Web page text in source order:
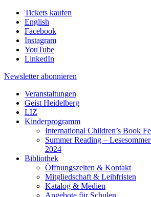
Tickets kaufen
English
Facebook
Instagram
YouTube
LinkedIn
Newsletter abonnieren
Veranstaltungen
Geist Heidelberg
LIZ
Kinderprogramm
International Children’s Book
Summer Reading –
2024
Bibliothek
Öffnungszeiten & Kontakt
Mitgliedschaft & Leihfristen
Katalog & Medien
Angebote für Schulen